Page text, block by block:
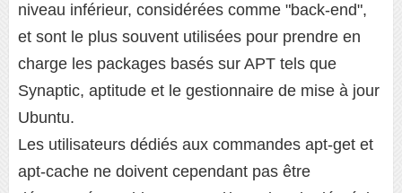
niveau inférieur, considérées comme "back-end",
et sont le plus souvent utilisées pour prendre en
charge les packages basés sur APT tels que
Synaptic, aptitude et le gestionnaire de mise à jour
Ubuntu.
Les utilisateurs dédiés aux commandes apt-get et
apt-cache ne doivent cependant pas être